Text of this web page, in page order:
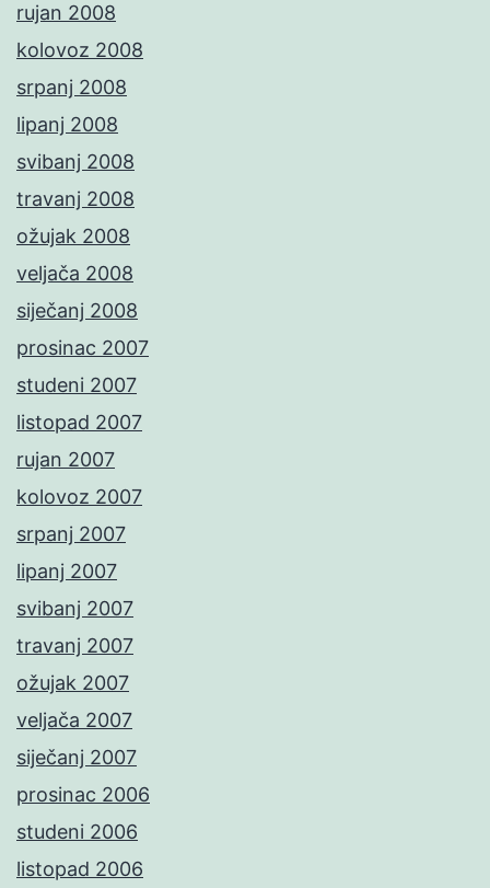
rujan 2008
kolovoz 2008
srpanj 2008
lipanj 2008
svibanj 2008
travanj 2008
ožujak 2008
veljača 2008
siječanj 2008
prosinac 2007
studeni 2007
listopad 2007
rujan 2007
kolovoz 2007
srpanj 2007
lipanj 2007
svibanj 2007
travanj 2007
ožujak 2007
veljača 2007
siječanj 2007
prosinac 2006
studeni 2006
listopad 2006